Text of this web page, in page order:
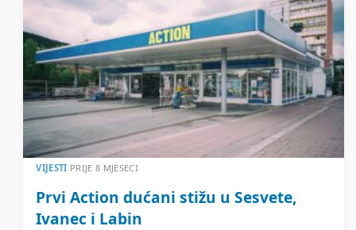
VIJESTI PRIJE 8 MJESECI
Prvi Action dućani stižu u Sesvete,
Ivanec i Labin